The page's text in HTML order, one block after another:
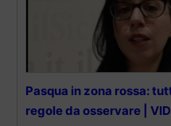
Pasqua in zona rossa:
regole da osservare |